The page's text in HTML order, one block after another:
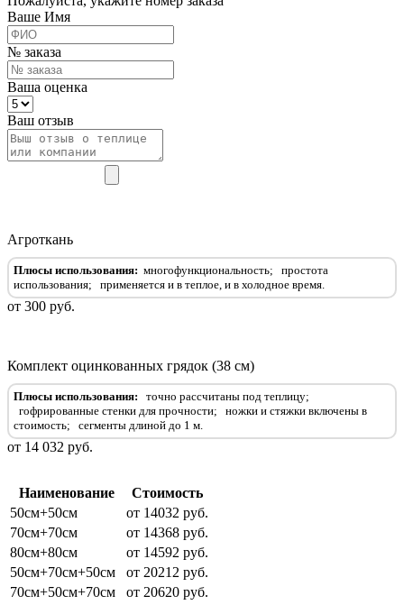
Ваше Имя
№ заказа
Ваша оценка
Ваш отзыв
Агроткань
Плюсы использования: многофункциональность;
простота
использования; применяется и в теплое, и в холодное время.
от 300 руб.
Комплект оцинкованных грядок (38 см)
Плюсы использования:
точно рассчитаны под теплицу;
гофрированные стенки для прочности;
ножки и стяжки включены в
стоимость; сегменты длиной до 1 м.
от 14 032 руб.
Наименование
Стоимость
50см+50см
от 14032 руб.
70см+70см
от 14368 руб.
80см+80см
от 14592 руб.
50см+70см+50см
от 20212 руб.
70см+50см+70см
от 20620 руб.